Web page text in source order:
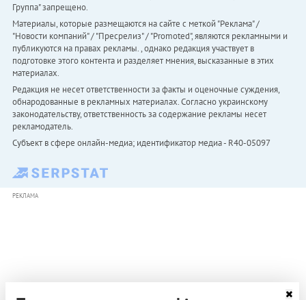
Группа" запрещено.
Материалы, которые размещаются на сайте с меткой "Реклама" /
"Новости компаний" / "Пресрелиз" / "Promoted", являются рекламными и
публикуются на правах рекламы. , однако редакция участвует в
подготовке этого контента и разделяет мнения, высказанные в этих
материалах.
Редакция не несет ответственности за факты и оценочные суждения,
обнародованные в рекламных материалах. Согласно украинскому
законодательству, ответственность за содержание рекламы несет
рекламодатель.
Субъект в сфере онлайн-медиа; идентификатор медиа - R40-05097
РЕКЛАМА